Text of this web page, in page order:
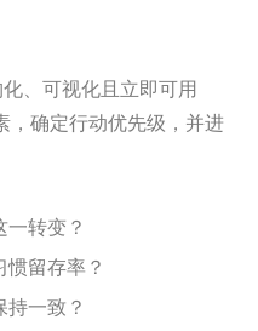
、可视化且立即可用
，确定行动优先级，并进
转变？
留存率？
一致？